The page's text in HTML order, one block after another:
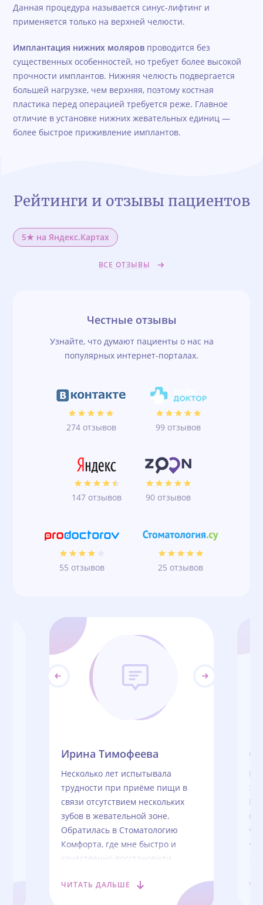
Данная процедура называется синус-лифтинг и
применяется только на верхней челюсти.
Имплантация нижних моляров проводится без
существенных особенностей, но требует более высокой
прочности имплантов. Нижняя челюсть подвергается
большей нагрузке, чем верхняя, поэтому костная
пластика перед операцией требуется реже. Главное
отличие в установке нижних жевательных единиц —
более быстрое приживление имплантов.
Рейтинги и отзывы пациентов
5★ на Яндекс.Картах
ВСЕ ОТЗЫВЫ
Честные отзывы
Узнайте, что думают пациенты о нас на
популярных интернет-порталах.
274 отзывов 99 отзывов
147 отзывов 90 отзывов
55 отзывов 25 отзывов
Ирина Тимофеева
Несколько лет испытывала
трудности при приёме пищи в
связи отсутствием нескольких
зубов в жевательной зоне.
Обратилась в Стоматологию
Комфорта, где мне быстро и
качественно восстановили
врачам и персоналу клиники.
Результат на высшем уровне!
ЧИТАТЬ ДАЛЬШЕ